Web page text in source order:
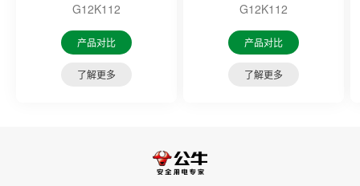
G12K112
产品对比
了解更多
G12K112
产品对比
了解更多